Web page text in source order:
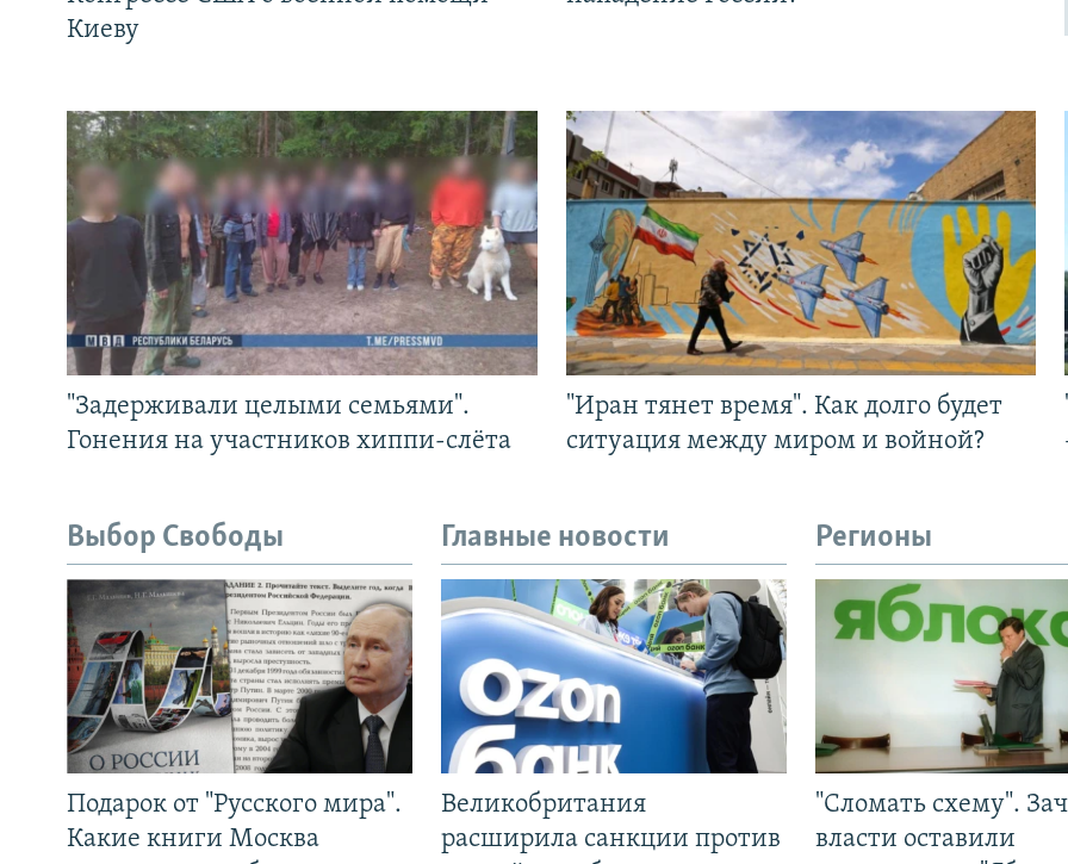
Киеву
"Задерживали целыми семьями".
Гонения на участников хиппи-слёта
"Иран тянет время". Как долго будет
ситуация между миром и войной?
Выбор Свободы
Подарок от "Русского мира".
Какие книги Москва
Главные новости
Великобритания
расширила санкции против
Регионы
"Сломать схему".
власти оставили